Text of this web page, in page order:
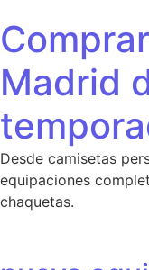
Madrid
Desde camisetas
equipaciones
chaquetas.